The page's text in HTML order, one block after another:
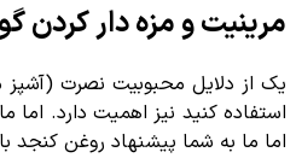
مرینیت و مزه دار
یک از دلایل محبوبیت نصرت (آشپز
استفاده کنید نیز اهمیت دارد.
اما ما به شما پیشنهاد روغن